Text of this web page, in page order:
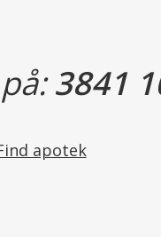
din medicin
3841
apotek